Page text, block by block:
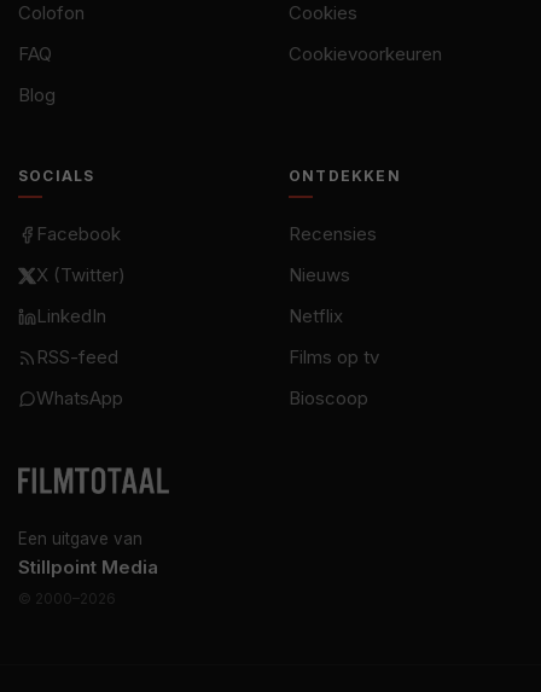
Een uitgave van
Stillpoint Media
© 2000–2026
Colofon
FAQ
Blog
Cookies
Cookievoorkeuren
SOCIALS
Facebook
X (Twitter)
LinkedIn
RSS-feed
WhatsApp
ONTDEKKEN
Recensies
Nieuws
Netflix
Films op tv
Bioscoop